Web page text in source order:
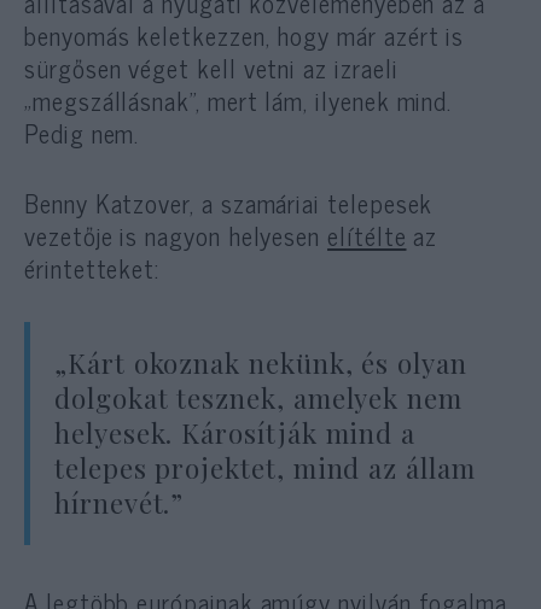
benyomás keletkezzen, hogy már azért is
sürgősen véget kell vetni az izraeli
„megszállásnak”, mert lám, ilyenek mind.
Pedig nem.
Benny Katzover, a szamáriai telepesek
vezetője is nagyon helyesen elítélte az
érintetteket:
„Kárt okoznak nekünk, és olyan
dolgokat tesznek, amelyek nem
helyesek. Károsítják mind a
telepes projektet, mind az állam
hírnevét.”